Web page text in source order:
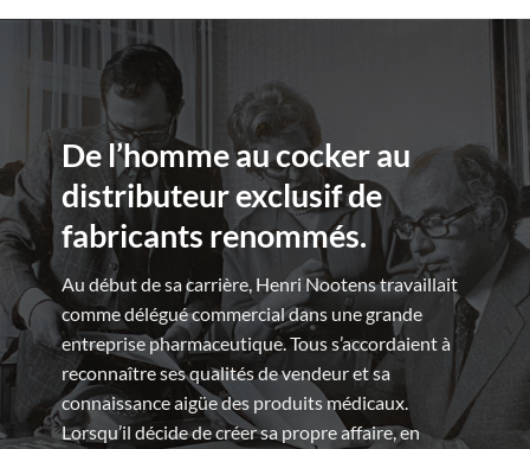
De l’homme au cocker au
distributeur exclusif de
fabricants renommés.
Au début de sa carrière, Henri Nootens travaillait
comme délégué commercial dans une grande
entreprise pharmaceutique. Tous s’accordaient à
reconnaître ses qualités de vendeur et sa
connaissance aigüe des produits médicaux.
Lorsqu’il décide de créer sa propre affaire, en